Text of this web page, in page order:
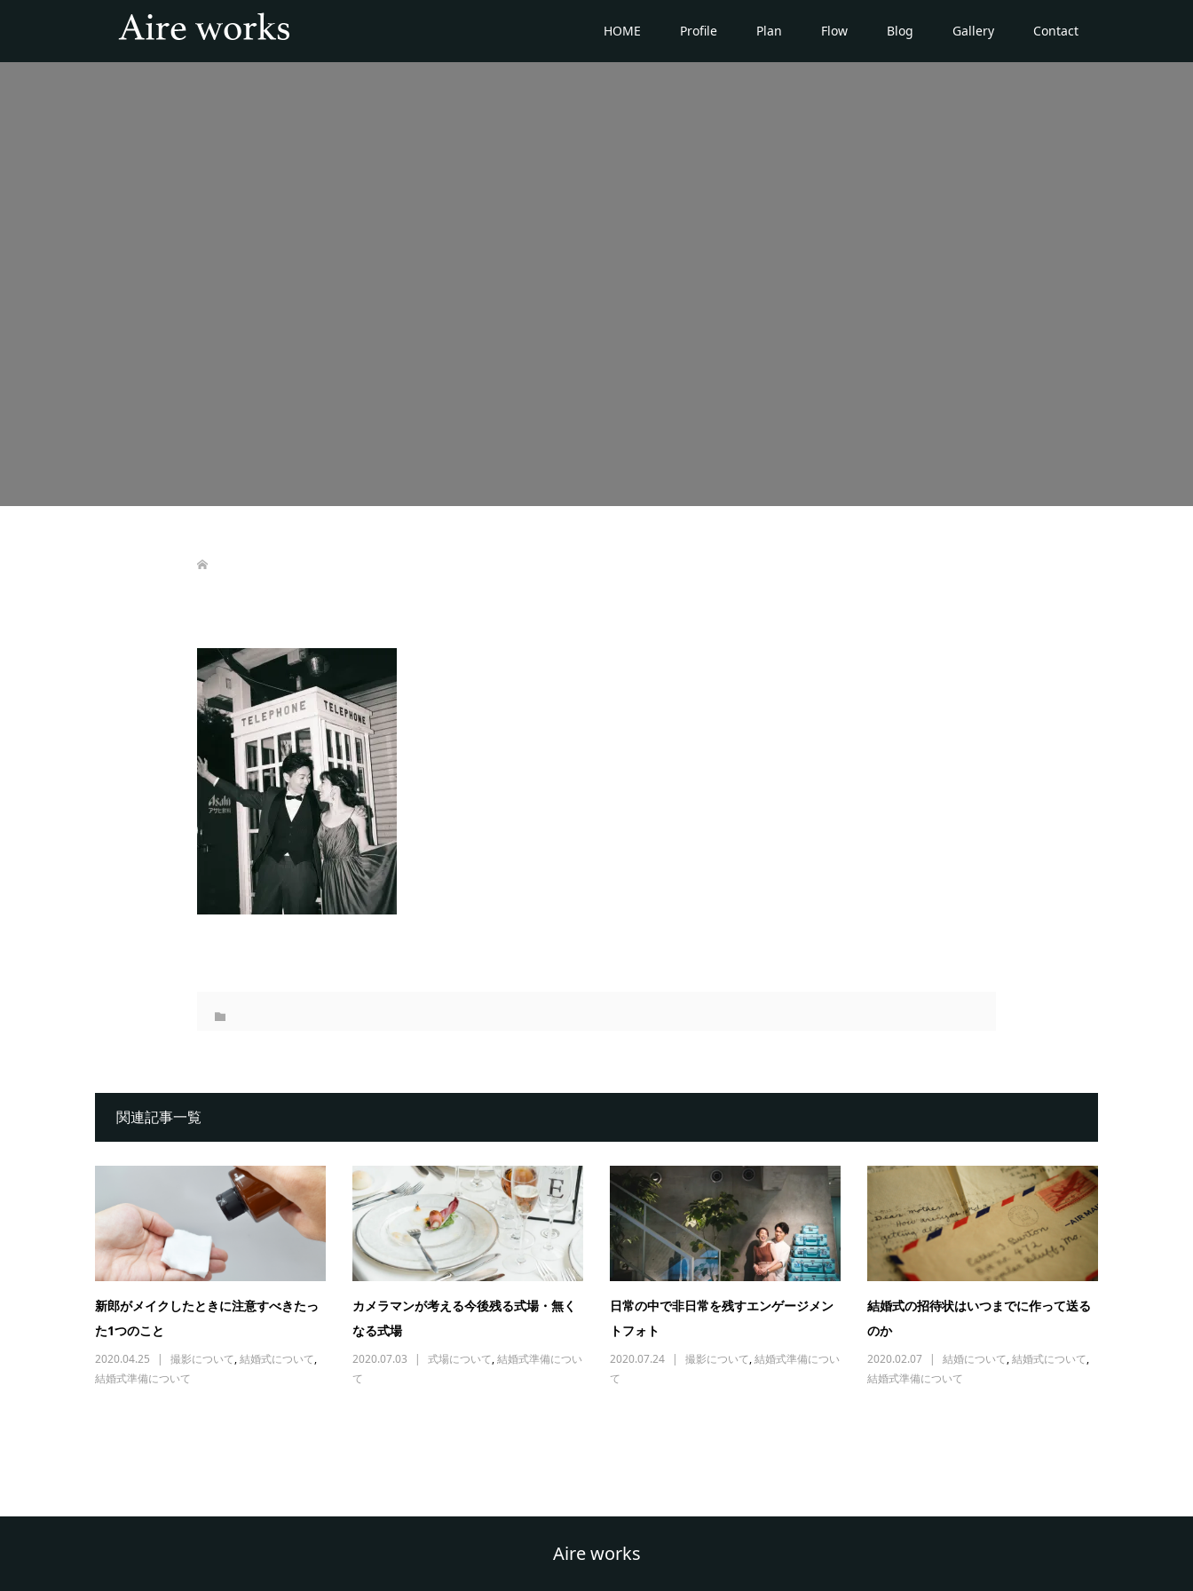
HOME Profile Plan Flow Blog Gallery Contact
関連記事一覧
新郎がメイクしたときに注意すべきたっ
た1つのこと
2020.04.25 撮影について,結婚式について,
結婚式準備について
カメラマンが考える今後残る式場・無く
なる式場
2020.07.03 式場について,結婚式準備につい
て
日常の中で非日常を残すエンゲージメン
トフォト
2020.07.24 撮影について,結婚式準備につい
て
結婚式の招待状はいつまでに作って送る
のか
2020.02.07 結婚について,結婚式について,
結婚式準備について
Aire works